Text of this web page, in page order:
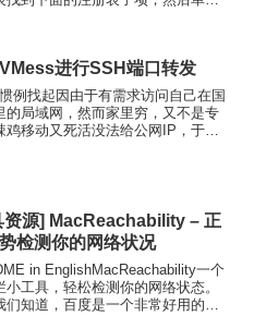
进行SSH端口转发
例找起因由于有需求访问自己在国
的局域网，然而家里穷，又不是专
鸡移动又死活没法给公网IP，于是
资源] MacReachability – 正
检测你的网络状况
in EnglishMacReachability一个
小工具，轻松检测你的网络状态。
们知道，百度是一个非常好用的网